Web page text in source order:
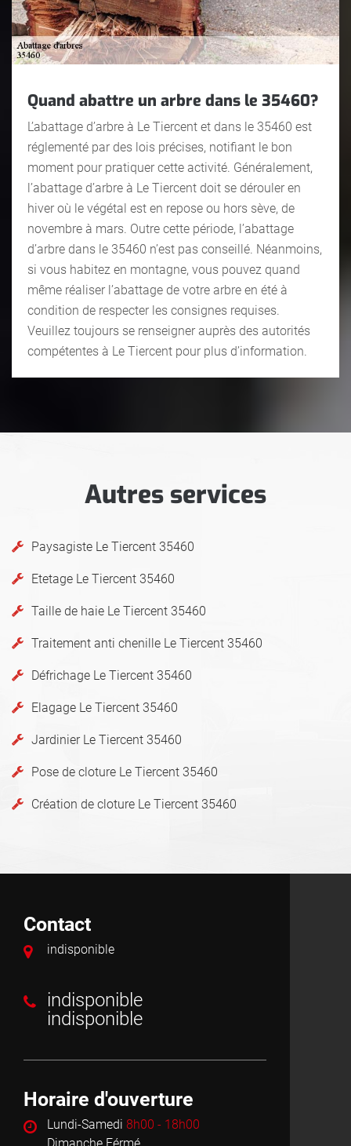
Quand abattre un arbre dans le 35460?
L’abattage d’arbre à Le Tiercent et dans le 35460 est
réglementé par des lois précises, notifiant le bon
moment pour pratiquer cette activité. Généralement,
l’abattage d’arbre à Le Tiercent doit se dérouler en
hiver où le végétal est en repose ou hors sève, de
novembre à mars. Outre cette période, l’abattage
d’arbre dans le 35460 n’est pas conseillé. Néanmoins,
si vous habitez en montagne, vous pouvez quand
même réaliser l’abattage de votre arbre en été à
condition de respecter les consignes requises.
Veuillez toujours se renseigner auprès des autorités
compétentes à Le Tiercent pour plus d’information.
Autres services
Paysagiste Le Tiercent 35460
Etetage Le Tiercent 35460
Taille de haie Le Tiercent 35460
Traitement anti chenille Le Tiercent 35460
Défrichage Le Tiercent 35460
Elagage Le Tiercent 35460
Jardinier Le Tiercent 35460
Pose de cloture Le Tiercent 35460
Création de cloture Le Tiercent 35460
Contact
indisponible
indisponible
indisponible
Horaire d'ouverture
Lundi-Samedi 8h00 - 18h00
Dimanche Férmé